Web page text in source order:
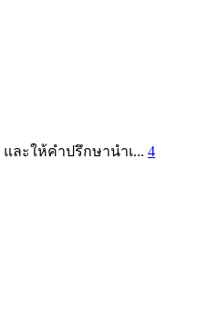
ละให้คำปรึกษานำเ... 4